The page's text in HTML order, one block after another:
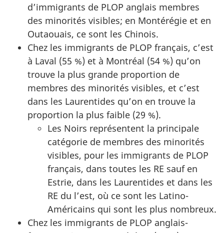
d’immigrants de PLOP anglais membres
des minorités visibles; en Montérégie et en
Outaouais, ce sont les Chinois.
Chez les immigrants de PLOP français, c’est
à Laval (55 %) et à Montréal (54 %) qu’on
trouve la plus grande proportion de
membres des minorités visibles, et c’est
dans les Laurentides qu’on en trouve la
proportion la plus faible (29 %).
Les Noirs représentent la principale
catégorie de membres des minorités
visibles, pour les immigrants de PLOP
français, dans toutes les RE sauf en
Estrie, dans les Laurentides et dans les
RE du l’est, où ce sont les Latino-
Américains qui sont les plus nombreux.
Chez les immigrants de PLOP anglais-